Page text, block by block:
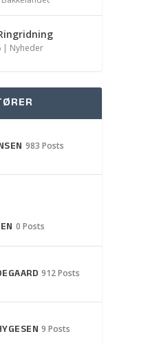
| Nyheder
983 Posts
0 Posts
912 Posts
9 Posts